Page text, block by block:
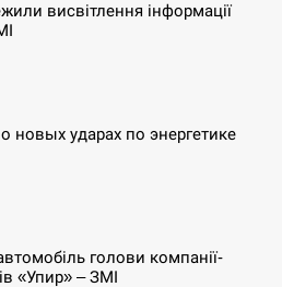
висвітлення інформації
новых ударах по энергетике
голови компанії-
«Упир» – ЗМІ